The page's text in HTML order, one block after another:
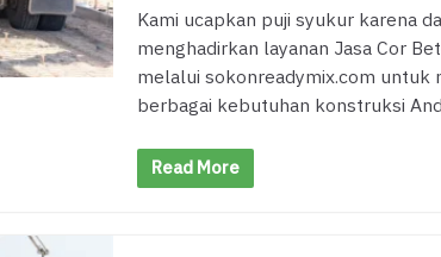
Kami ucapkan puji syukur karena
menghadirkan layanan Jasa Cor
melalui sokonreadymix.com untuk
berbagai kebutuhan konstruksi
Read More